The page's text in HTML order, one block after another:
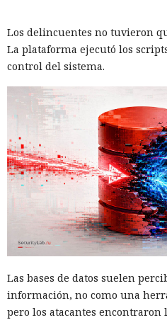
Los delincuentes no tuvieron
La plataforma ejecutó los
control del sistema.
Las bases de datos suelen
información, no como una
pero los atacantes